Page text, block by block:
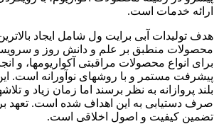
ارائه خدمات است.
هدف تولیدات آبی برایت ول شامل ایجاد
محصولات منطبق بر علم و دانش روز و
برای انواع محصولات مراقبتی آکواریوم­ها، و
پیشرفت مستمر و با روش­های نوآورانه است.
بلند پروازانه به نظر برسند اما زمان زیاد و
صرف دستیابی به این اهداف شده است. تعهد
تضمین کیفیت و اصول اخلاقی است.